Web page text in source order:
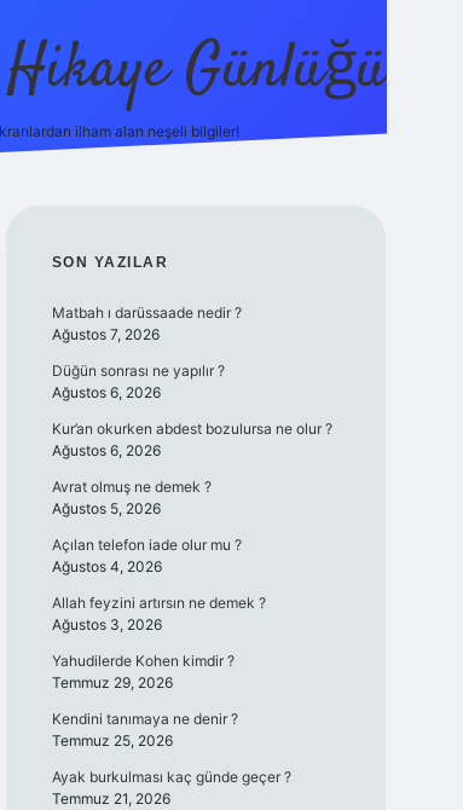
Günlüğü
ilham alan neşeli bilgiler!
SIDEBAR
SON YAZILAR
Matbah ı darüssaade nedir ?
Ağustos 7, 2026
Düğün sonrası ne yapılır ?
Ağustos 6, 2026
Kur’an okurken abdest bozulursa ne olur ?
Ağustos 6, 2026
Avrat olmuş ne demek ?
Ağustos 5, 2026
Açılan telefon iade olur mu ?
Ağustos 4, 2026
Allah feyzini artırsın ne demek ?
Ağustos 3, 2026
Yahudilerde Kohen kimdir ?
Temmuz 29, 2026
Kendini tanımaya ne denir ?
Temmuz 25, 2026
Ayak burkulması kaç günde geçer ?
Temmuz 21, 2026